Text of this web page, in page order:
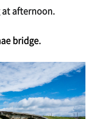
at afternoon.
bridge.